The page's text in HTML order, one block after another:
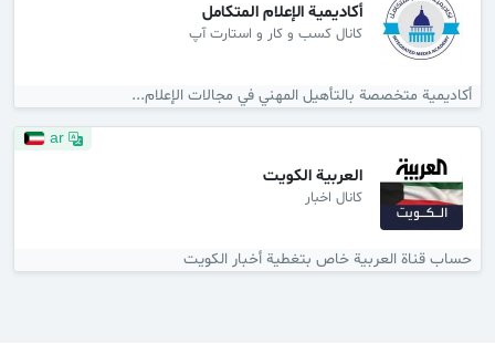
أكاديمية الإعلام المتكامل
کانال کسب و کار و استارت آپ
أكاديمية متخصصة بالتأهيل المهني في مجالات الإعلام...
العربية الكويت
کانال اخبار
حساب قناة العربية خاص بتغطية أخبار الكويت